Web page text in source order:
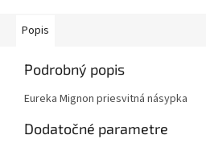
Popis
Podrobný popis
Eureka Mignon priesvitná násypka
Dodatočné parametre